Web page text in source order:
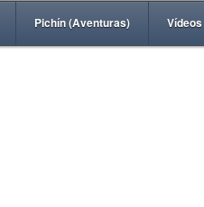
Pichín (Aventuras) Vídeos